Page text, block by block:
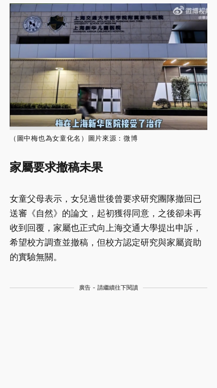
（圖中梅也為女童化名）圖片來源：微博
家屬要求撤稿未果
女童父母表示，女兒過世後曾要求研究團隊撤回已
送審《自然》的論文，起初獲得同意，之後卻未再
收到回覆，家屬也正式向上海交通大學提出申訴，
希望校方調查並撤稿，但校方認定研究與家屬資助
的實驗無關。
廣告 - 請繼續往下閱讀